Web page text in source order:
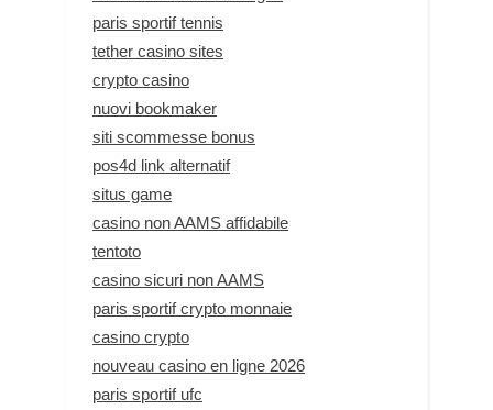
paris sportif tennis
tether casino sites
crypto casino
nuovi bookmaker
siti scommesse bonus
pos4d link alternatif
situs game
casino non AAMS affidabile
tentoto
casino sicuri non AAMS
paris sportif crypto monnaie
casino crypto
nouveau casino en ligne 2026
paris sportif ufc